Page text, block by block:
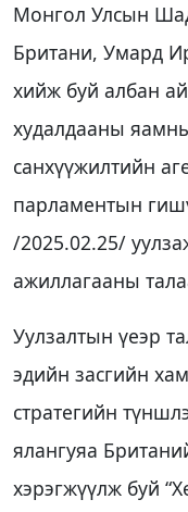
Монгол Улсын
Британи, Умард
хийж буй албан
худалдааны
санхүүжилтийн
парламентын
/2025.02.25/
ажиллагааны
Уулзалтын үеэр
эдийн засгийн
стратегийн
ялангуяа
хэрэгжүүлж буй